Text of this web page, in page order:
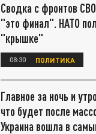
Сводка с фронтов
"это финал". НАТО
"крышке"
08:30 ПОЛИТИКА
Главное за ночь и
что будет после
Украина вошла в